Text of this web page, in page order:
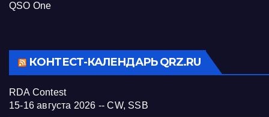
QSO One
КОНТЕСТ-КАЛЕНДАРЬ QRZ.RU
RDA Contest
15-16 августа 2026 -- CW, SSB